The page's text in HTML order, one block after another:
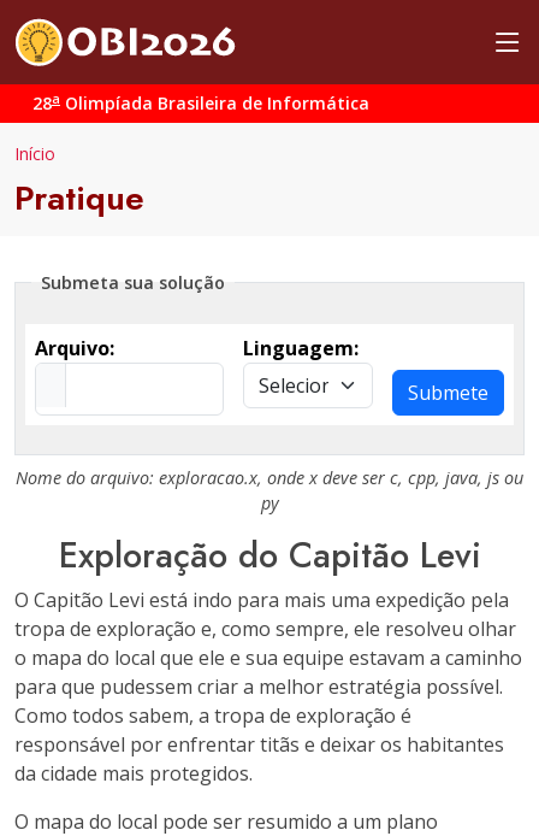
28a Olimpíada Brasileira de Informática
Início
Pratique
Submeta sua solução
Arquivo:
Linguagem:
Submete
Nome do arquivo: exploracao.x, ondex deve ser c, cpp, java, js ou
py
Exploração do Capitão Levi
O Capitão Levi está indo para mais uma expedição pela
tropa de exploração e, como sempre, ele resolveu olhar
o mapa do local que ele e sua equipe estavam a caminho
para que pudessem criar a melhor estratégia possível.
Como todos sabem, a tropa de exploração é
responsável por enfrentar titãs e deixar os habitantes
da cidade mais protegidos.
O mapa do local pode ser resumido a um plano